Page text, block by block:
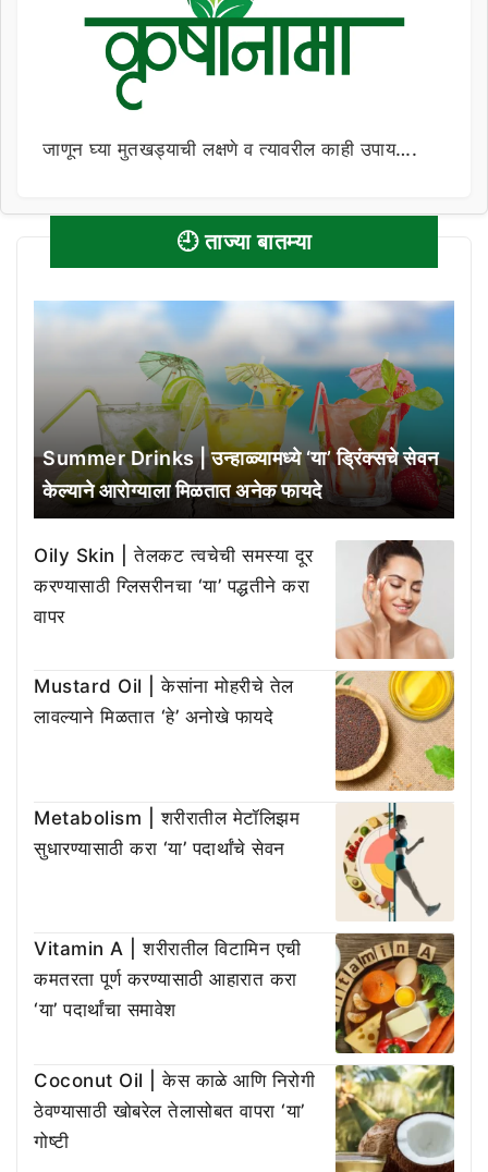
जाणून घ्या मुतखड्याची लक्षणे व त्यावरील काही उपाय….
🕘 ताज्या बातम्या
Summer Drinks | उन्हाळ्यामध्ये ‘या’ ड्रिंक्सचे सेवन
केल्याने आरोग्याला मिळतात अनेक फायदे
Oily Skin | तेलकट त्वचेची समस्या दूर
करण्यासाठी ग्लिसरीनचा ‘या’ पद्धतीने करा
वापर
Mustard Oil | केसांना मोहरीचे तेल
लावल्याने मिळतात ‘हे’ अनोखे फायदे
Metabolism | शरीरातील मेटॉलिझम
सुधारण्यासाठी करा ‘या’ पदार्थांचे सेवन
Vitamin A | शरीरातील विटामिन एची
कमतरता पूर्ण करण्यासाठी आहारात करा
‘या’ पदार्थांचा समावेश
Coconut Oil | केस काळे आणि निरोगी
ठेवण्यासाठी खोबरेल तेलासोबत वापरा ‘या’
गोष्टी